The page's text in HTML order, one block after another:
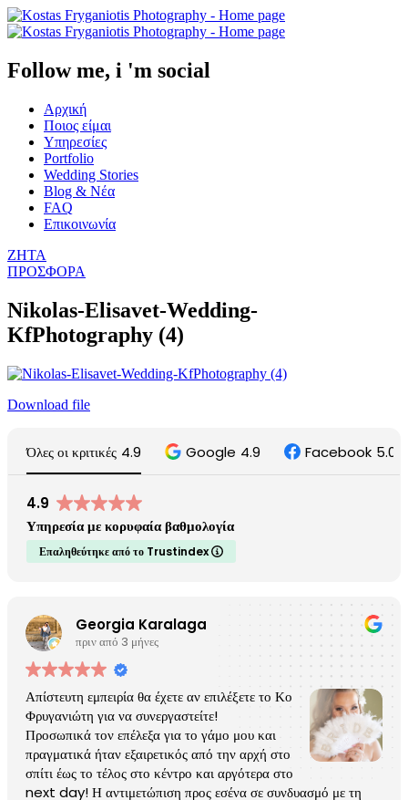
Follow me, i 'm social
Αρχική
Ποιος είμαι
Υπηρεσίες
Portfolio
Wedding Stories
Blog & Νέα
FAQ
Επικοινωνία
ΖΗΤΑ
ΠΡΟΣΦΟΡΑ
Nikolas-Elisavet-Wedding-
KfPhotography (4)
Download file
Όλες οι κριτικές 4.9 Google 4.9 Facebook 5.0
4.9
Υπηρεσία με κορυφαία βαθμολογία
Επαληθεύτηκε από το Trustindex
Georgia Karalaga
πριν από 3 μήνες
Απίστευτη εμπειρία θα έχετε αν επιλέξετε το Κο
Φρυγανιώτη για να συνεργαστείτε!
Προσωπικά τον επέλεξα για το γάμο μου και
πραγματικά ήταν εξαιρετικός από την αρχή στο
σπίτι έως το τέλος στο κέντρο και αργότερα στο
next day! Η αντιμετώπιση προς εσένα σε συνδυασμό με τη